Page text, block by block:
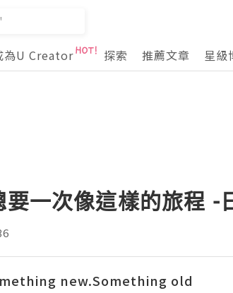
為U Creator 探索 推薦文章 星級
要一次像這樣的旅程 -
new.Something old